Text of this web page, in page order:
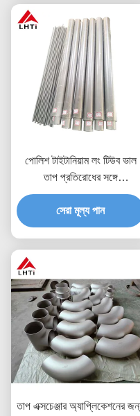
পোলিশ টাইটানিয়াম লং টিউব ভাল
তাপ প্রতিরোধের সঙ্গে
4.51G/Cm3 ঘনত্ব
1000Mpa প্রসার্য শক্তি
সেরা মূল্য পান
তাপ এক্সচেঞ্জার অ্যাপ্লিকেশনের